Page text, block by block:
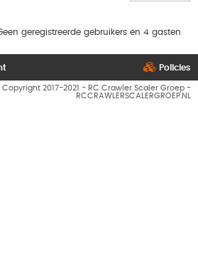
geregistreerde gebruikers en 4 gasten
Policies
Copyright 2017-2021 - RC Crawler Scaler Groep -
RCCRAWLERSCALERGROEP.NL